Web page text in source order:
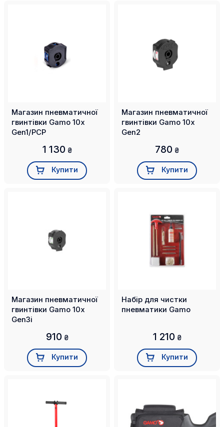
Магазин пневматичної
гвинтівки Gamo 10x
Gen1/PCP
1 130 ₴
Купити
Магазин пневматичної
гвинтівки Gamo 10x
Gen2
780 ₴
Купити
Магазин пневматичної
гвинтівки Gamo 10x
Gen3i
910 ₴
Купити
Набір для чистки
пневматики Gamo
1 210 ₴
Купити